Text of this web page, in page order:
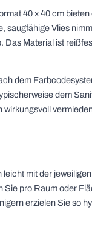
40 x 40 cm
Vlies
Material ist
dem
dem
mit der
pro Raum oder
erzielen Sie so